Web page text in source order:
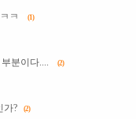
ㅋ (1)
분이다.... (2)
가? (2)